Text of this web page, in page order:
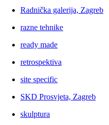
Radnička galerija, Zagreb
razne tehnike
ready made
retrospektiva
site specific
SKD Prosvjeta, Zagreb
skulptura